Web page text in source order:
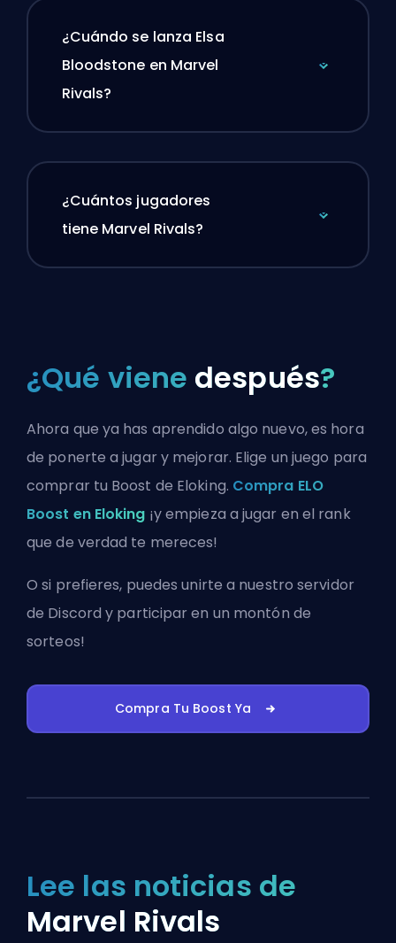
¿Cuándo se lanza Elsa
Bloodstone en Marvel
Rivals?
¿Cuántos jugadores
tiene Marvel Rivals?
¿Qué viene después?
Ahora que ya has aprendido algo nuevo, es hora
de ponerte a jugar y mejorar. Elige un juego para
comprar tu Boost de Eloking. Compra ELO
Boost en Eloking ¡y empieza a jugar en el rank
que de verdad te mereces!
O si prefieres, puedesunirte a nuestro servidor
de Discord y participar en un montón de
sorteos!
Compra Tu Boost Ya
Lee las noticias de
Marvel Rivals